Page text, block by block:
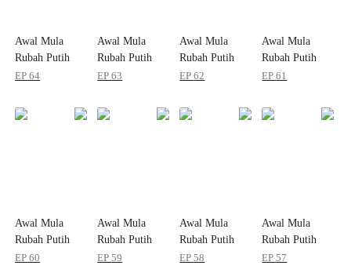
Awal Mula
Rubah Putih
Kecil
EP64
Awal Mula
Rubah Putih
Kecil
EP63
Awal Mula
Rubah Putih
Kecil
EP62
Awal Mula
Rubah Putih
Kecil
EP61
Awal Mula
Rubah Putih
Kecil
EP60
Awal Mula
Rubah Putih
Kecil
EP59
Awal Mula
Rubah Putih
Kecil
EP58
Awal Mula
Rubah Putih
Kecil
EP57